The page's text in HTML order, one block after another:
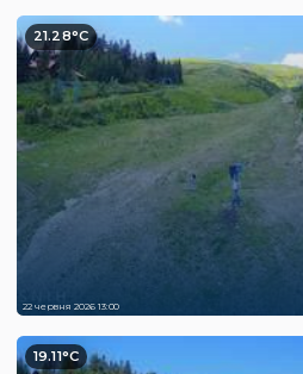
21.28°C
22 червня 2026 13:00
19.11°C